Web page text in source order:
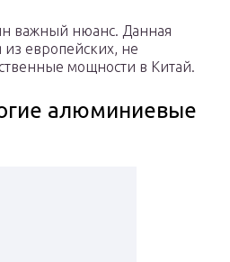
важный нюанс. Данная
европейских, не
мощности в Китай.
алюминиевые